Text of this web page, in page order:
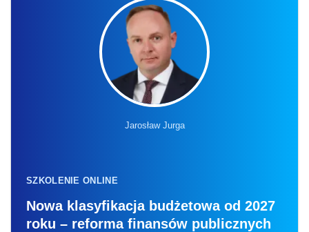
Jarosław Jurga
SZKOLENIE ONLINE
Nowa klasyfikacja budżetowa od 2027
roku – reforma finansów publicznych